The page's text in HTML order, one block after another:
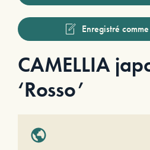
Enregistré
CAMELLIA
‘Rosso’